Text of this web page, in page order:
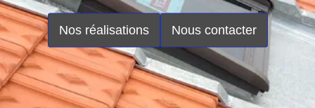
Nos réalisations Nous contacter